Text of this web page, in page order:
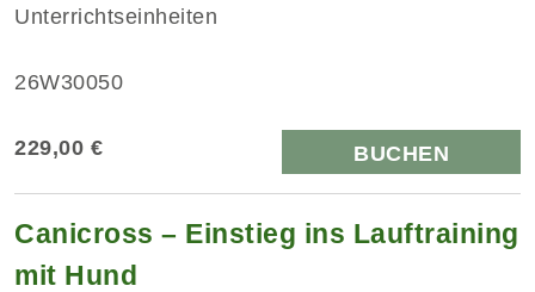
Unterrichtseinheiten
26W30050
229,00 € BUCHEN
Canicross – Einstieg ins Lauftraining
mit Hund